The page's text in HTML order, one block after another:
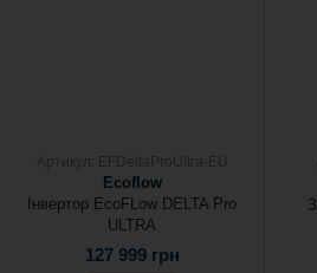
Ecoflow
Інвертор EcoFLow DELTA Pro
ULTRA
127 999 грн